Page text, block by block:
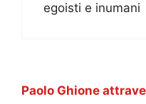
egoisti e inumani
Paolo Ghione